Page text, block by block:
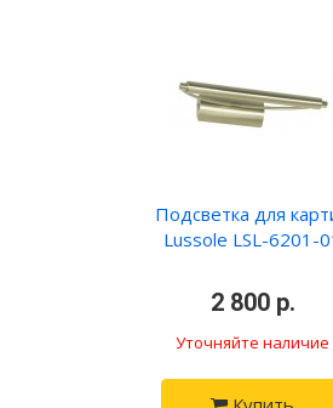
Подсветка для
Lussole LSL-6201-
2 800 р.
Уточняйте наличие